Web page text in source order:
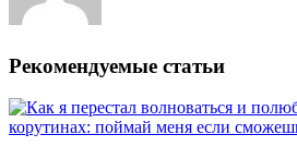
Рекомендуемые статьи